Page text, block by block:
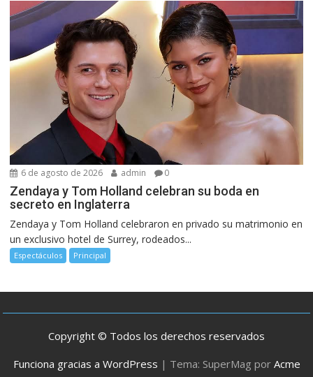
6 de agosto de 2026 admin 0
Zendaya y Tom Holland celebran su boda en
secreto en Inglaterra
Zendaya y Tom Holland celebraron en privado su matrimonio en
un exclusivo hotel de Surrey, rodeados...
Espectáculos Principal
Copyright © Todos los derechos reservados
Funciona gracias a WordPress | Tema: SuperMag por Acme